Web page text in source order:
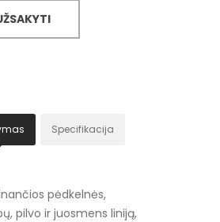
Specifikacija
pėdkelnės,
pilvo ir juosmens liniją,